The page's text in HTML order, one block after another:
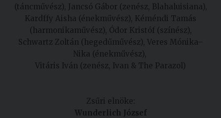
(táncművész), Jancsó Gábor (zenész, Blahaluisiana),
Kardffy Aisha (énekművész), Kéméndi Tamás
(harmonikaművész), Ódor Kristóf (színész),
Schwartz Zoltán (hegedűművész), Veres Mónika–
Nika (énekművész),
Vitáris Iván (zenész, Ivan & The Parazol)
Zsűri elnöke:
Wunderlich József